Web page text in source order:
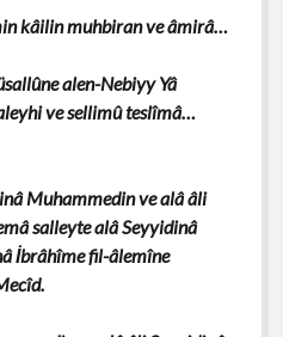
kâilin muhbiran ve âmirâ…
alen-Nebiyy Yâ
ve sellimû teslîmâ…
Muhammedin ve alâ âli
salleyte alâ Seyyidinâ
İbrâhîme fil-âlemîne